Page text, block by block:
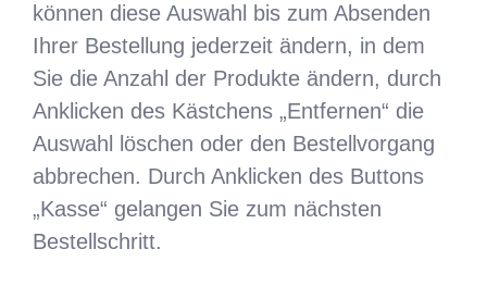
können diese Auswahl bis zum Absenden
Ihrer Bestellung jederzeit ändern, in dem
Sie die Anzahl der Produkte ändern, durch
Anklicken des Kästchens „Entfernen“ die
Auswahl löschen oder den Bestellvorgang
abbrechen. Durch Anklicken des Buttons
„Kasse“ gelangen Sie zum nächsten
Bestellschritt.